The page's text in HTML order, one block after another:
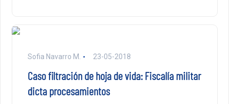
Sofia Navarro M. 23-05-2018
Caso filtración de hoja de vida: Fiscalía militar
dicta procesamientos